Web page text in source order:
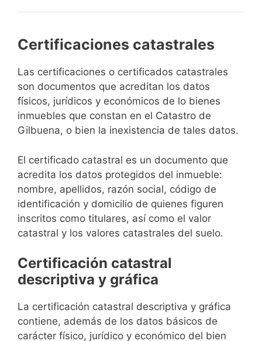
Certificaciones catastrales
Las certificaciones o certificados catastrales
son documentos que acreditan los datos
físicos, jurídicos y económicos de lo bienes
inmuebles que constan en el Catastro de
Gilbuena, o bien la inexistencia de tales datos.
El certificado catastral es un documento que
acredita los datos protegidos del inmueble:
nombre, apellidos, razón social, código de
identificación y domicilio de quienes figuren
inscritos como titulares, así como el valor
catastral y los valores catastrales del suelo.
Certificación catastral
descriptiva y gráfica
La certificación catastral descriptiva y gráfica
contiene, además de los datos básicos de
carácter físico, jurídico y económico del bien